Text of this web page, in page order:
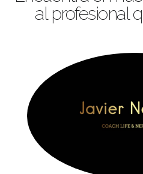
al profesional